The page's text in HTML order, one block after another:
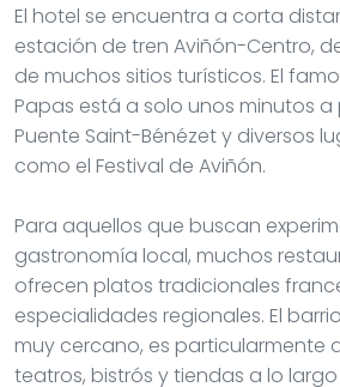
El hotel se encuentra a corta
estación de tren Aviñón-Centro,
de muchos sitios turísticos. El
Papas está a solo unos minutos a
Puente Saint-Bénézet y diversos
como el Festival de Aviñón.
Para aquellos que buscan
gastronomía local, muchos
ofrecen platos tradicionales
especialidades regionales. El
muy cercano, es particularmente
teatros, bistrós y tiendas a lo